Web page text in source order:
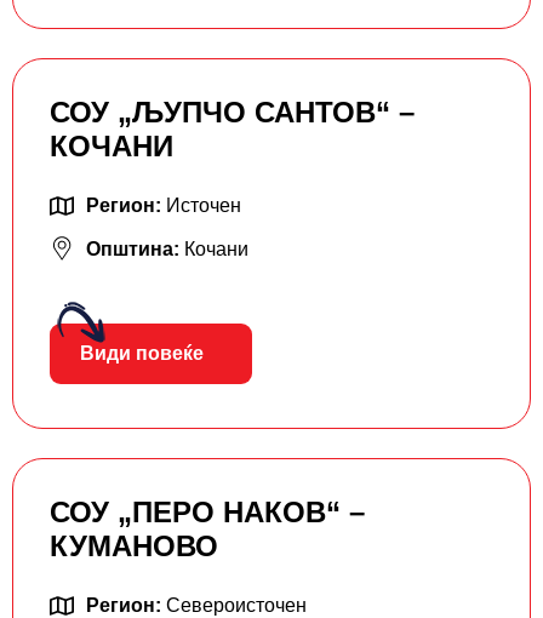
СОУ „ЉУПЧО САНТОВ“ –
КОЧАНИ
Регион: Источен
Општина: Кочани
Види повеќе
СОУ „ПЕРО НАКОВ“ –
КУМАНОВО
Регион: Североисточен